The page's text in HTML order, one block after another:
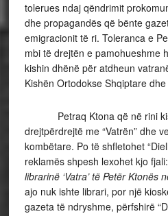
tolerues ndaj qëndrimit
dhe propagandës që bënte
emigracionit të ri. Toleranca e
mbi të drejtën e pamohueshme
kishin dhënë për atdheun
Kishën Ortodokse Shqiptare
Petraq Ktona që në rini
drejtpërdrejtë me “Vatrën” dhe
kombëtare. Po të shfletohet
reklamës shpesh lexohet kjo
librarinë ‘Vatra’ të Petër Ktonës
ajo nuk ishte librari, por një
gazeta të ndryshme, përfshirë